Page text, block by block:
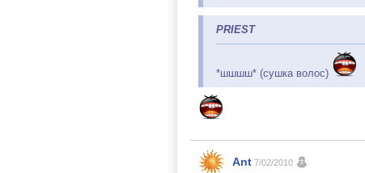
PRIEST
*шшшш* (сушка волос)
Ant 7/02/2010